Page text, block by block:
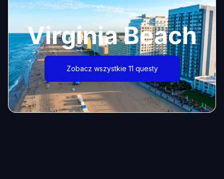
Virginia Beach
Zobacz wszystkie 11 questy